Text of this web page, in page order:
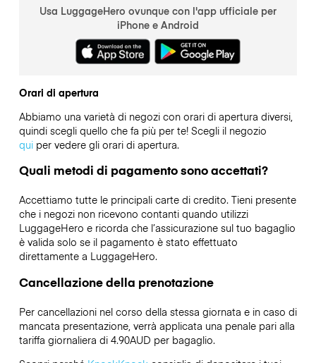
Usa LuggageHero ovunque con l'app ufficiale per
iPhone e Android
Orari di apertura
Abbiamo una varietà di negozi con orari di apertura diversi,
quindi scegli quello che fa più per te! Scegli il negozio
quiper vedere gli orari di apertura.
Quali metodi di pagamento sono accettati?
Accettiamo tutte le principali carte di credito. Tieni presente
che i negozi non ricevono contanti quando utilizzi
LuggageHero e ricorda che l’assicurazione sul tuo bagaglio
è valida solo se il pagamento è stato effettuato
direttamente a LuggageHero.
Cancellazione della prenotazione
Per cancellazioni nel corso della stessa giornata e in caso di
mancata presentazione, verrà applicata una penale pari alla
tariffa giornaliera di 4.90AUD per bagaglio.